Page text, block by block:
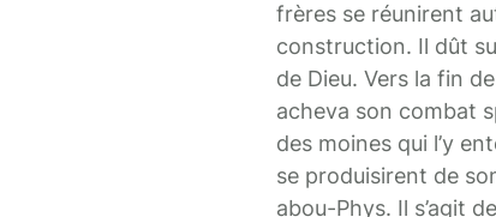
frères se réunirent
construction. Il dût
de Dieu. Vers la fin
acheva son combat
des moines qui l’y
se produisirent de
abou-Phys. Il s’agit